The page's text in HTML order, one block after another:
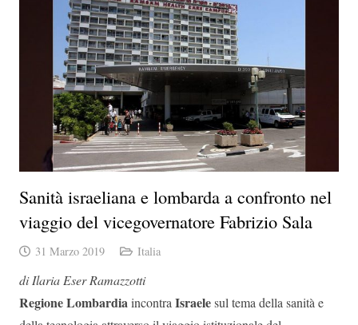
Sanità israeliana e lombarda a confronto nel
viaggio del vicegovernatore Fabrizio Sala
31 Marzo 2019 Italia
di Ilaria Eser Ramazzotti
Regione LombardiaincontraIsraelesul tema della sanità e